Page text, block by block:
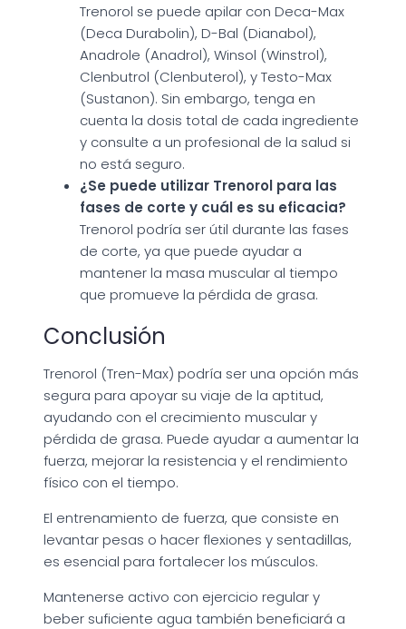
Trenorol se puede apilar con Deca-Max
(Deca Durabolin), D-Bal (Dianabol),
Anadrole (Anadrol), Winsol (Winstrol),
Clenbutrol (Clenbuterol), y Testo-Max
(Sustanon). Sin embargo, tenga en
cuenta la dosis total de cada ingrediente
y consulte a un profesional de la salud si
no está seguro.
¿Se puede utilizar Trenorol para las
fases de corte y cuál es su eficacia?
Trenorol podría ser útil durante las fases
de corte, ya que puede ayudar a
mantener la masa muscular al tiempo
que promueve la pérdida de grasa.
Conclusión
Trenorol (Tren-Max) podría ser una opción más
segura para apoyar su viaje de la aptitud,
ayudando con el crecimiento muscular y
pérdida de grasa. Puede ayudar a aumentar la
fuerza, mejorar la resistencia y el rendimiento
físico con el tiempo.
El entrenamiento de fuerza, que consiste en
levantar pesas o hacer flexiones y sentadillas,
es esencial para fortalecer los músculos.
Mantenerse activo con ejercicio regular y
beber suficiente agua también beneficiará a